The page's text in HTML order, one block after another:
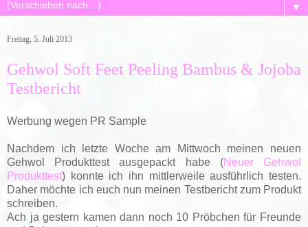
▼
Freitag, 5. Juli 2013
Gehwol Soft Feet Peeling Bambus & Jojoba
Testbericht
Werbung wegen PR Sample
Nachdem ich letzte Woche am Mittwoch meinen neuen
Gehwol Produkttest ausgepackt habe (Neuer Gehwol
Produkttest) konnte ich ihn mittlerweile ausführlich testen.
Daher möchte ich euch nun meinen Testbericht zum Produkt
schreiben.
Ach ja gestern kamen dann noch 10 Pröbchen für Freunde